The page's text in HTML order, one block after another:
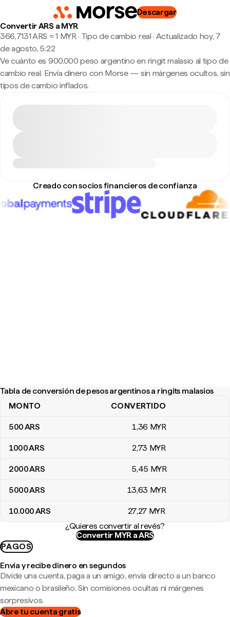
Descargar
Convertir ARS a MYR
366,7131 ARS ≈ 1 MYR · Tipo de cambio real · Actualizado hoy, 7
de agosto, 5:22
Ve cuánto es 900.000 peso argentino en ringit malasio al tipo de
cambio real. Envía dinero con Morse — sin márgenes ocultos, sin
tipos de cambio inflados.
Creado con socios financieros de confianza
Tabla de conversión de pesos argentinos a ringits malasios
Tabla de conversión de pesos argentinos a ringits malasios
MONTO CONVERTIDO
500ARS 1,36 MYR
1000ARS 2,73 MYR
2000ARS 5,45 MYR
5000ARS 13,63 MYR
10.000ARS 27,27 MYR
¿Quieres convertir al revés?
Convertir MYR a ARS
PAGOS
Envía y recibe dinero en segundos
Divide una cuenta, paga a un amigo, envía directo a un banco
mexicano o brasileño. Sin comisiones ocultas ni márgenes
sorpresivos.
Abre tu cuenta gratis